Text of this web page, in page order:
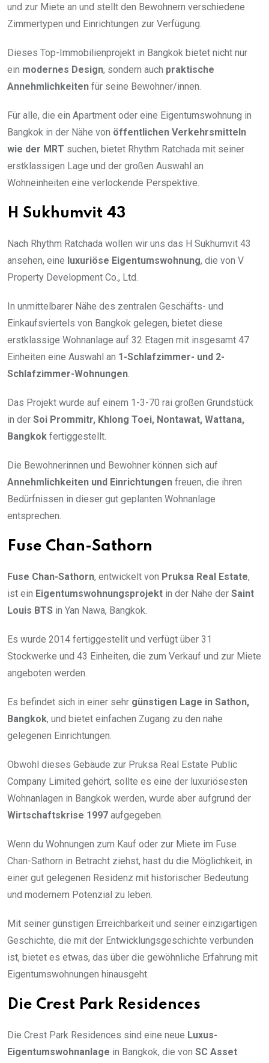
und zur Miete an und stellt den Bewohnern verschiedene
Zimmertypen und Einrichtungen zur Verfügung.
Dieses Top-Immobilienprojekt in Bangkok bietet nicht nur
ein modernes Design, sondern auch praktische
Annehmlichkeiten für seine Bewohner/innen.
Für alle, die ein Apartment oder eine Eigentumswohnung in
Bangkok in der Nähe von öffentlichen Verkehrsmitteln
wie der MRT suchen, bietet Rhythm Ratchada mit seiner
erstklassigen Lage und der großen Auswahl an
Wohneinheiten eine verlockende Perspektive.
H Sukhumvit 43
Nach Rhythm Ratchada wollen wir uns das H Sukhumvit 43
ansehen, eine luxuriöse Eigentumswohnung, die von V
Property Development Co., Ltd.
In unmittelbarer Nähe des zentralen Geschäfts- und
Einkaufsviertels von Bangkok gelegen, bietet diese
erstklassige Wohnanlage auf 32 Etagen mit insgesamt 47
Einheiten eine Auswahl an 1-Schlafzimmer- und 2-
Schlafzimmer-Wohnungen
Das Projekt wurde auf einem 1-3-70 rai großen Grundstück
in der Soi Prommitr, Khlong Toei, Nontawat, Wattana,
Bangkok fertiggestellt.
Die Bewohnerinnen und Bewohner können sich auf
Annehmlichkeiten und Einrichtungen freuen, die ihren
Bedürfnissen in dieser gut geplanten Wohnanlage
entsprechen.
Fuse Chan-Sathorn
Fuse Chan-Sathorn, entwickelt von Pruksa Real Estate,
ist ein Eigentumswohnungsprojekt in der Nähe der Saint
Louis BTS in Yan Nawa, Bangkok.
Es wurde 2014 fertiggestellt und verfügt über 31
Stockwerke und 43 Einheiten, die zum Verkauf und zur Miete
angeboten werden.
Es befindet sich in einer sehr günstigen Lage in Sathon,
Bangkok, und bietet einfachen Zugang zu den nahe
gelegenen Einrichtungen.
Obwohl dieses Gebäude zur Pruksa Real Estate Public
Company Limited gehört, sollte es eine der luxuriösesten
Wohnanlagen in Bangkok werden, wurde aber aufgrund der
Wirtschaftskrise 1997 aufgegeben.
Wenn du Wohnungen zum Kauf oder zur Miete im Fuse
Chan-Sathorn in Betracht ziehst, hast du die Möglichkeit, in
einer gut gelegenen Residenz mit historischer Bedeutung
und modernem Potenzial zu leben.
Mit seiner günstigen Erreichbarkeit und seiner einzigartigen
Geschichte, die mit der Entwicklungsgeschichte verbunden
ist, bietet es etwas, das über die gewöhnliche Erfahrung mit
Eigentumswohnungen hinausgeht.
Die Crest Park Residences
Die Crest Park Residences sind eine neue Luxus-
Eigentumswohnanlage in Bangkok, die von SC Asset